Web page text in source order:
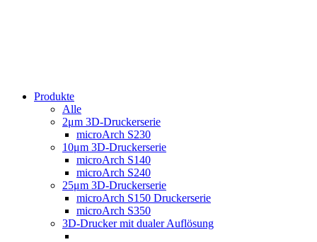
Produkte
Alle
2μm 3D-Druckerserie
microArch S230
10μm 3D-Druckerserie
microArch S140
microArch S240
25μm 3D-Druckerserie
microArch S150 Druckerserie
microArch S350
3D-Drucker mit dualer Auflösung